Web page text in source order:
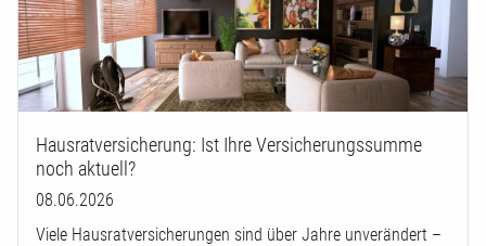
Hausratversicherung: Ist Ihre Versicherungssumme
noch aktuell?
08.06.2026
Viele Hausratversicherungen sind über Jahre unverändert –